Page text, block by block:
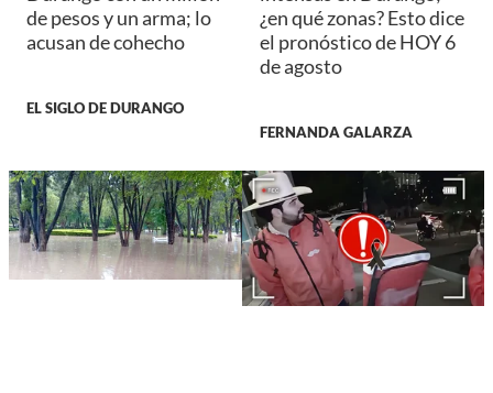
de pesos y un arma; lo
acusan de cohecho
EL SIGLO DE DURANGO
¿en qué zonas? Esto dice
el pronóstico de HOY 6
de agosto
FERNANDA GALARZA